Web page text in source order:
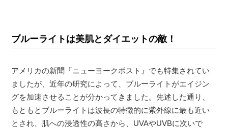
ブルーライトは美肌とダイエットの敵！
アメリカの新聞『ニューヨークポスト』でも特集されてい
ましたが、近年の研究によって、ブルーライトがエイジン
グを加速させることが分かってきました。先述した通り、
もともとブルーライトは波長の特徴的に紫外線に最も近い
とされ、肌への浸透性の高さから、UVAやUVBに次いで